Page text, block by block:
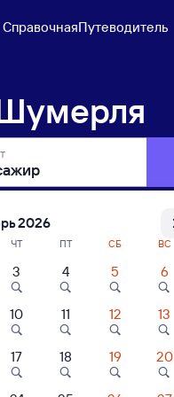
СправочнаяПутеводитель
2026
ЧТ ПТ СБ ВС
3 4 5 6
10 11 12 13
17 18 19 20